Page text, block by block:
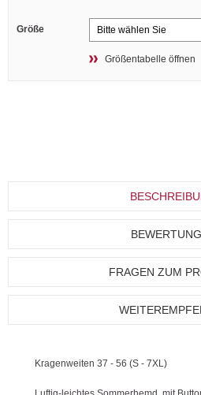
Größe
Größentabelle öffnen
FRAGEN ZUM
Kragenweiten 37 - 56 (S - 7XL)